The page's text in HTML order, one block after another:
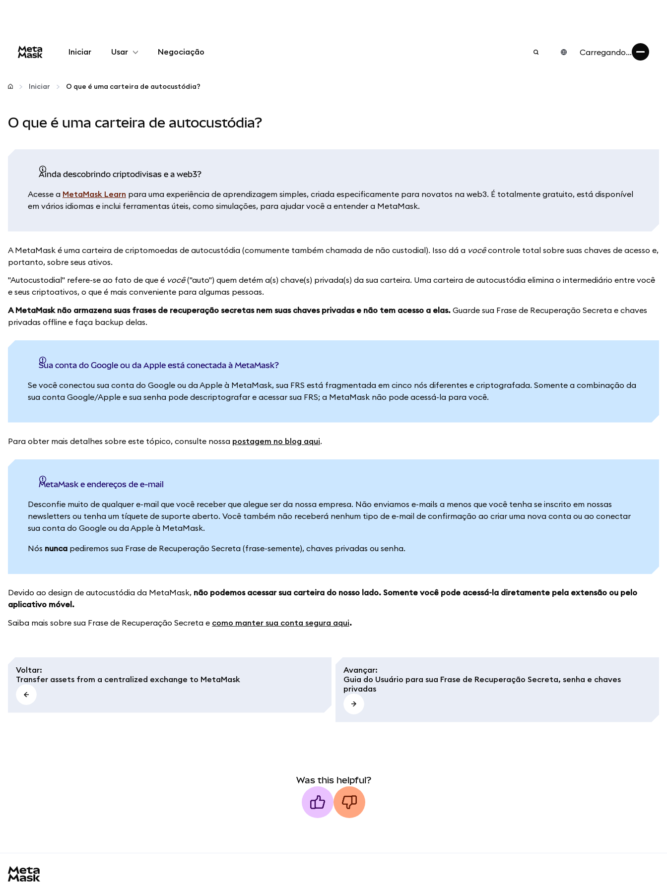
Iniciar Usar
Configurar
Fique em segurança
Negociação Carregando...
Iniciar O que é uma carteira de autocustódia?
O que é uma carteira de autocustódia?
Ainda descobrindo criptodivisas e a web3?
Acesse a MetaMask Learn para uma experiência de aprendizagem simples, criada especificamente para novatos na web3. É totalmente gratuito, está disponível
em vários idiomas e inclui ferramentas úteis, como simulações, para ajudar você a entender a MetaMask.
A MetaMask é uma carteira de criptomoedas de autocustódia (comumente também chamada de não custodial). Isso dá a vocêcontrole total sobre suas chaves de acesso e,
portanto, sobre seus ativos.
"Autocustodial" refere-se ao fato de que é você("auto") quem detém a(s) chave(s) privada(s) da sua carteira. Uma carteira de autocustódia elimina o intermediário entre você
e seus criptoativos, o que é mais conveniente para algumas pessoas.
A MetaMask não armazena suas frases de recuperação secretas nem suas chaves privadas e não tem acesso a elas. Guarde sua Frase de Recuperação Secreta e chaves
privadas offline e faça backup delas.
Sua conta do Google ou da Apple está conectada à MetaMask?
Se você conectou sua conta do Google ou da Apple à MetaMask, sua FRS está fragmentada em cinco nós diferentes e criptografada. Somente a combinação da
sua conta Google/Apple e sua senha pode descriptografar e acessar sua FRS; a MetaMask não pode acessá-la para você.
Para obter mais detalhes sobre este tópico, consulte nossa postagem no blog aqui.
MetaMask e endereços de e-mail
Desconfie muito de qualquer e-mail que você receber que alegue ser da nossa empresa. Não enviamos e-mails a menos que você tenha se inscrito em nossas
newsletters ou tenha um tíquete de suporte aberto. Você também não receberá nenhum tipo de e-mail de confirmação ao criar uma nova conta ou ao conectar
sua conta do Google ou da Apple à MetaMask.
Nós nunca pediremos sua Frase de Recuperação Secreta (frase-semente), chaves privadas ou senha.
Devido ao design de autocustódia da MetaMask, não podemos acessar sua carteira do nosso lado. Somente você pode acessá-la diretamente pela extensão ou pelo
aplicativo móvel.
Saiba mais sobre sua Frase de Recuperação Secreta e como manter sua conta segura aqui.
Voltar:
Transfer assets from a centralized exchange to MetaMask
Avançar:
Guia do Usuário para sua Frase de Recuperação Secreta, senha e chaves
privadas
Was this helpful?